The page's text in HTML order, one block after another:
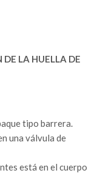
DE LA HUELLA DE
tipo barrera.
una válvula de
está en el cuerpo